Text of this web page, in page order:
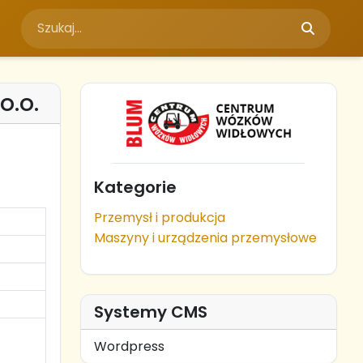
Kategorie
Przemysł i produkcja
Maszyny i urządzenia przemysłowe
Systemy CMS
Wordpress